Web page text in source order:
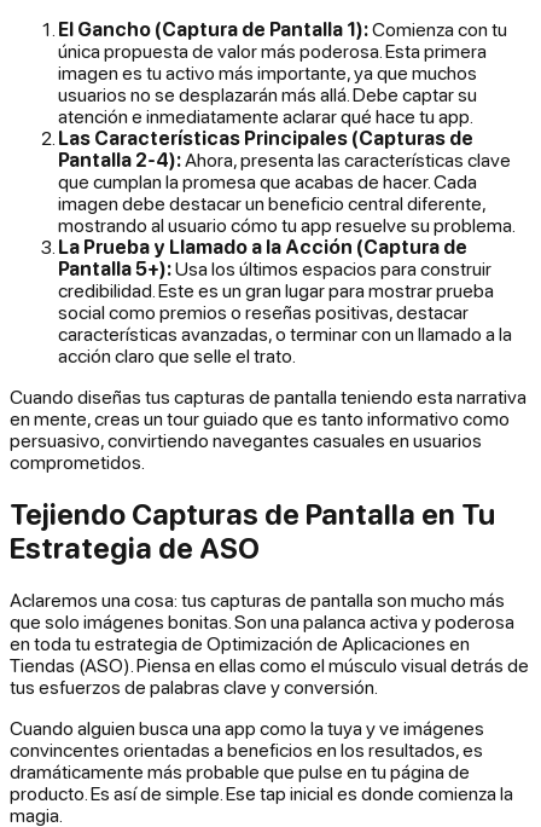
El Gancho (Captura de Pantalla 1):Comienza con tu
única propuesta de valor más poderosa. Esta primera
imagen es tu activo más importante, ya que muchos
usuarios no se desplazarán más allá. Debe captar su
atención e inmediatamente aclarar qué hace tu app.
Las Características Principales (Capturas de
Pantalla 2-4):Ahora, presenta las características clave
que cumplan la promesa que acabas de hacer. Cada
imagen debe destacar un beneficio central diferente,
mostrando al usuario cómo tu app resuelve su problema.
La Prueba y Llamado a la Acción (Captura de
Pantalla 5+):Usa los últimos espacios para construir
credibilidad. Este es un gran lugar para mostrar prueba
social como premios o reseñas positivas, destacar
características avanzadas, o terminar con un llamado a la
acción claro que selle el trato.
Cuando diseñas tus capturas de pantalla teniendo esta narrativa
en mente, creas un tour guiado que es tanto informativo como
persuasivo, convirtiendo navegantes casuales en usuarios
comprometidos.
Tejiendo Capturas de Pantalla en Tu
Estrategia de ASO
Aclaremos una cosa: tus capturas de pantalla son mucho más
que solo imágenes bonitas. Son una palanca activa y poderosa
en toda tu estrategia de Optimización de Aplicaciones en
Tiendas (ASO). Piensa en ellas como el músculo visual detrás de
tus esfuerzos de palabras clave y conversión.
Cuando alguien busca una app como la tuya y ve imágenes
convincentes orientadas a beneficios en los resultados, es
dramáticamente más probable que pulse en tu página de
producto. Es así de simple. Ese tap inicial es donde comienza la
magia.